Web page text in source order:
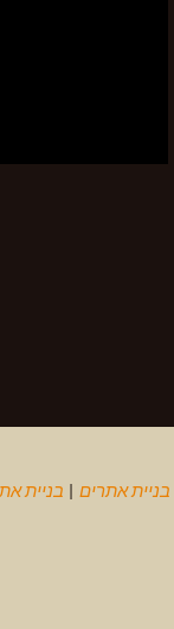
בניית אתרים בניית